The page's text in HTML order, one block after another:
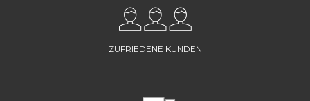
ZUFRIEDENE KUNDEN